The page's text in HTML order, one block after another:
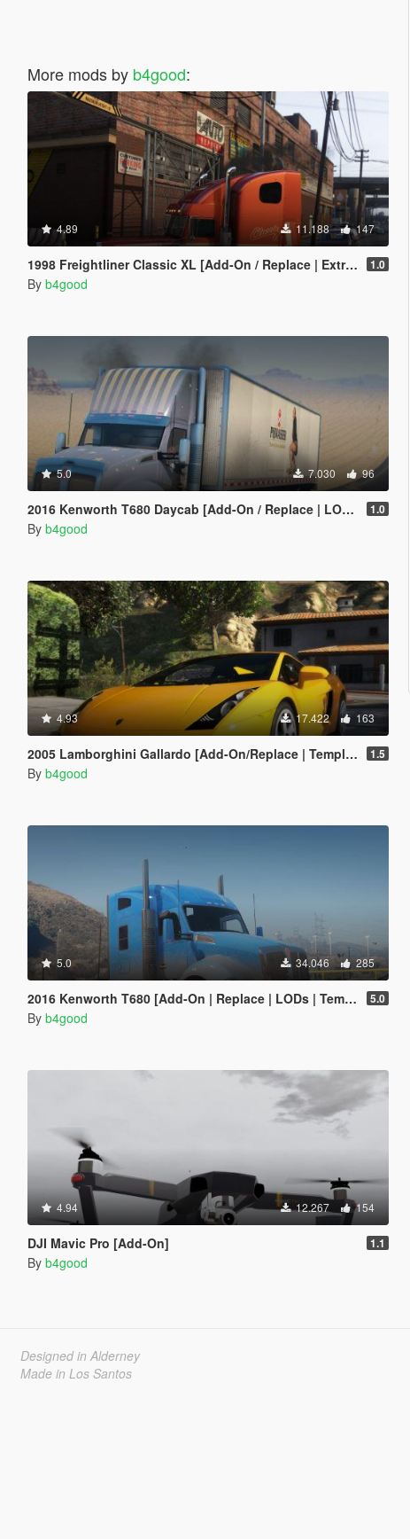
More mods by b4good:
4.89 11.188 147
1998 Freightliner Classic XL [Add-On / Replace | Extras | Template] 1.0
By b4good
5.0 7.030 96
2016 Kenworth T680 Daycab [Add-On / Replace | LODs | Template] 1.0
By b4good
4.93 17.422 163
2005 Lamborghini Gallardo [Add-On/Replace | Template | Tuning | LODs] 1.5
By b4good
5.0 34.046 285
2016 Kenworth T680 [Add-On | Replace | LODs | Template] 5.0
By b4good
4.94 12.267 154
DJI Mavic Pro [Add-On] 1.1
By b4good
Designed in Alderney
Made in Los Santos